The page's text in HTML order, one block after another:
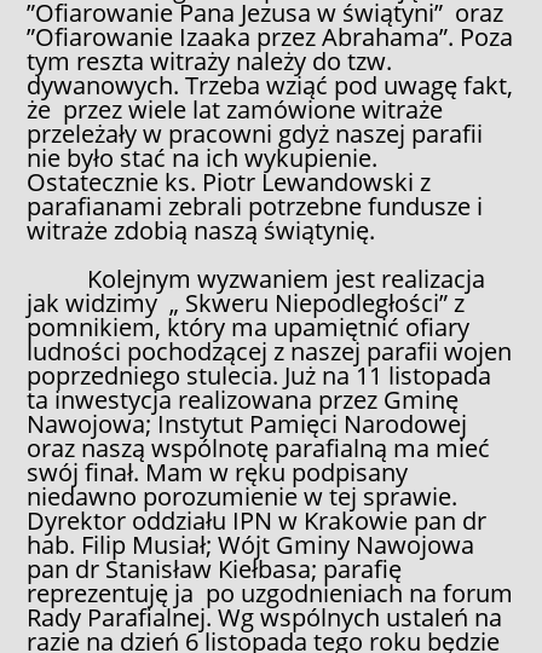
”Ofiarowanie Pana Jezusa w świątyni” oraz
”Ofiarowanie Izaaka przez Abrahama”. Poza
tym reszta witraży należy do tzw.
dywanowych. Trzeba wziąć pod uwagę fakt,
że przez wiele lat zamówione witraże
przeleżały w pracowni gdyż naszej parafii
nie było stać na ich wykupienie.
Ostatecznie ks. Piotr Lewandowski z
parafianami zebrali potrzebne fundusze i
witraże zdobią naszą świątynię.
Kolejnym wyzwaniem jest realizacja
jak widzimy „ Skweru Niepodległości” z
pomnikiem, który ma upamiętnić ofiary
ludności pochodzącej z naszej parafii wojen
poprzedniego stulecia. Już na 11 listopada
ta inwestycja realizowana przez Gminę
Nawojowa; Instytut Pamięci Narodowej
oraz naszą wspólnotę parafialną ma mieć
swój finał. Mam w ręku podpisany
niedawno porozumienie w tej sprawie.
Dyrektor oddziału IPN w Krakowie pan dr
hab. Filip Musiał; Wójt Gminy Nawojowa
pan dr Stanisław Kiełbasa; parafię
reprezentuję ja po uzgodnieniach na forum
Rady Parafialnej. Wg wspólnych ustaleń na
razie na dzień 6 listopada tego roku będzie